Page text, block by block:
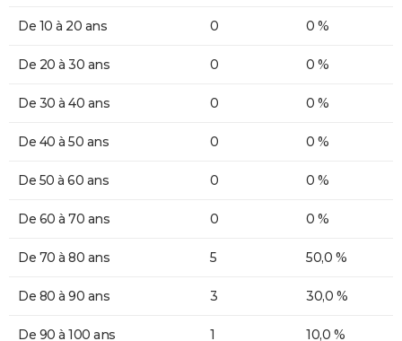
De 10 à 20 ans 0 0 %
De 20 à 30 ans 0 0 %
De 30 à 40 ans 0 0 %
De 40 à 50 ans 0 0 %
De 50 à 60 ans 0 0 %
De 60 à 70 ans 0 0 %
De 70 à 80 ans 5 50,0 %
De 80 à 90 ans 3 30,0 %
De 90 à 100 ans 1 10,0 %